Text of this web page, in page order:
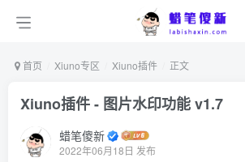
首页 Xiuno专区 Xiuno插件 正文
Xiuno插件 - 图片水印功能 v1.7
蜡笔傻新
2022年06月18日 发布